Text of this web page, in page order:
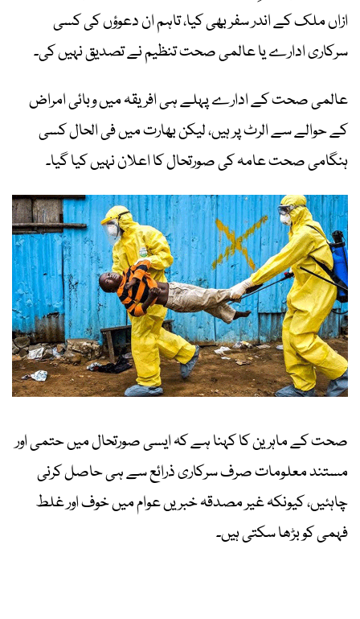
ازاں ملک کے اندر سفر بھی کیا، تاہم ان دعوؤں کی کسی
سرکاری ادارے یا عالمی صحت تنظیم نے تصدیق نہیں کی۔
عالمی صحت کے ادارے پہلے ہی افریقہ میں وبائی امراض
کے حوالے سے الرٹ پر ہیں، لیکن بھارت میں فی الحال کسی
ہنگامی صحت عامہ کی صورتحال کا اعلان نہیں کیا گیا۔
صحت کے ماہرین کا کہنا ہے کہ ایسی صورتحال میں حتمی اور
مستند معلومات صرف سرکاری ذرائع سے ہی حاصل کرنی
چاہئیں، کیونکہ غیر مصدقہ خبریں عوام میں خوف اور غلط
فہمی کو بڑھا سکتی ہیں۔